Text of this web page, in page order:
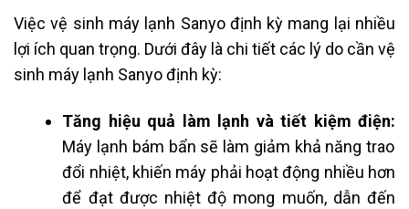
Việc vệ sinh máy lạnh Sanyo định kỳ mang lại nhiều
lợi ích quan trọng. Dưới đây là chi tiết các lý do cần vệ
sinh máy lạnh Sanyo định kỳ:
Tăng hiệu quả làm lạnh và tiết kiệm điện:
Máy lạnh bám bẩn sẽ làm giảm khả năng trao
đổi nhiệt, khiến máy phải hoạt động nhiều hơn
để đạt được nhiệt độ mong muốn, dẫn đến